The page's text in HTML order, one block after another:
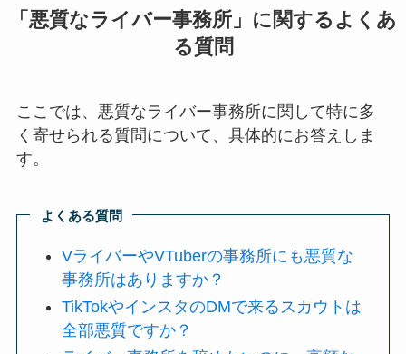
「悪質なライバー事務所」に関するよくあ
る質問
ここでは、悪質なライバー事務所に関して特に多
く寄せられる質問について、具体的にお答えしま
す。
よくある質問
VライバーやVTuberの事務所にも悪質な
事務所はありますか？
TikTokやインスタのDMで来るスカウトは
全部悪質ですか？